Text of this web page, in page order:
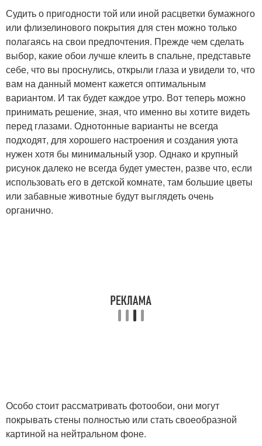
Судить о пригодности той или иной расцветки бумажного
или флизелинового покрытия для стен можно только
полагаясь на свои предпочтения. Прежде чем сделать
выбор, какие обои лучше клеить в спальне, представьте
себе, что вы проснулись, открыли глаза и увидели то, что
вам на данный момент кажется оптимальным
вариантом. И так будет каждое утро. Вот теперь можно
принимать решение, зная, что именно вы хотите видеть
перед глазами. Однотонные варианты не всегда
подходят, для хорошего настроения и создания уюта
нужен хотя бы минимальный узор. Однако и крупный
рисунок далеко не всегда будет уместен, разве что, если
использовать его в детской комнате, там большие цветы
или забавные животные будут выглядеть очень
органично.
Особо стоит рассматривать фотообои, они могут
покрывать стены полностью или стать своеобразной
картиной на нейтральном фоне.